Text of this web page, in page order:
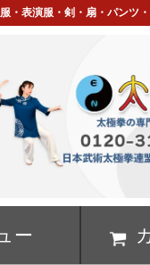
・表演服・剣・扇・パンツ・
ー